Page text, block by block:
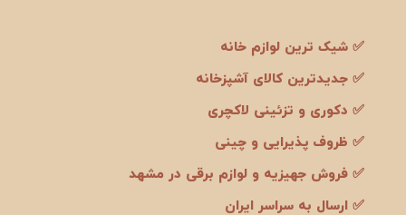
✅ شیک ترین لوازم خانه
✅ جدیدترین کالای آشپزخانه
✅ دکوری و تزئینی لاکچری
✅ ظروف پذیرایی و چینی
✅ فروش جهیزیه و لوازم برقی در مشهد
✅ ارسال به سراسر ایران